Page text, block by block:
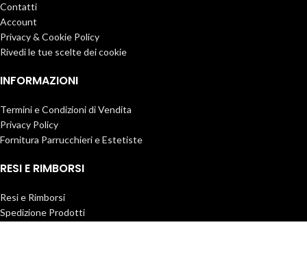
Contatti
Account
Privacy & Cookie Policy
Rivedi le tue scelte dei cookie
INFORMAZIONI
Termini e Condizioni di Vendita
Privacy Policy
Fornitura Parrucchieri e Estetiste
RESI E RIMBORSI
Resi e Rimborsi
Spedizione Prodotti